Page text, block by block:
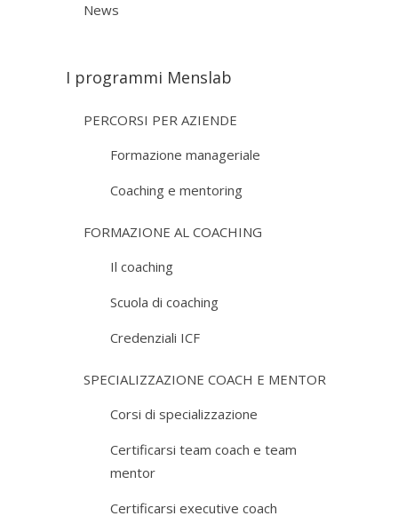
News
I programmi Menslab
PERCORSI PER AZIENDE
Formazione manageriale
Coaching e mentoring
FORMAZIONE AL COACHING
Il coaching
Scuola di coaching
Credenziali ICF
SPECIALIZZAZIONE COACH E MENTOR
Corsi di specializzazione
Certificarsi team coach e team
mentor
Certificarsi executive coach